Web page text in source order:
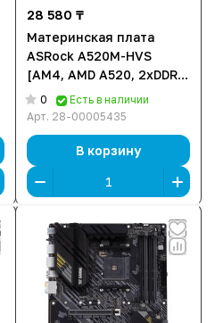
28 580 ₸
Материнская плата
ASRock A520M-HVS
[AM4, AMD A520, 2xDDR
4, 1xM.2, 1xPCI-E x16,
Micro-ATX]
0
Есть в наличии
Арт. 28-00005435
В корзину